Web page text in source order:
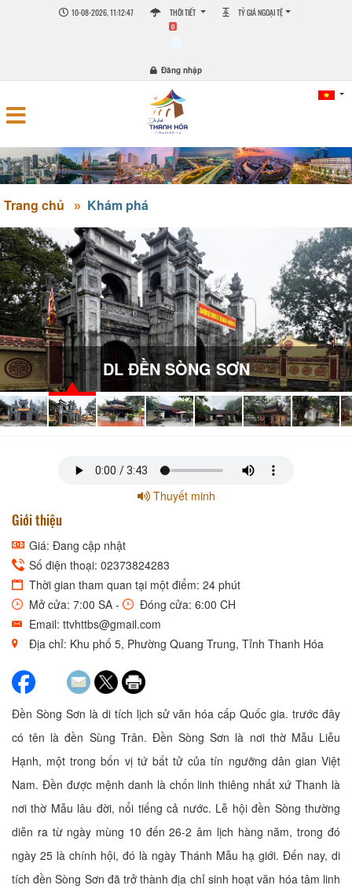
10-08-2026, 11:12:48 THỜI TIẾT TỶ GIÁ NGOẠI TỆ
0
Đăng nhập
Trang chủ Khám phá
DL ĐỀN SÒNG SƠN
Thuyết minh
Giới thiệu
Giá: Đang cập nhật
Số điện thoại: 02373824283
Thời gian tham quan tại một điểm: 24 phút
Mở cửa: 7:00 SA -
Đóng cửa: 6:00 CH
Email: ttvhttbs@gmail.com
Địa chỉ: Khu phố 5, Phường Quang Trung, Tỉnh Thanh Hóa
Đền Sòng Sơn là di tích lịch sử văn hóa cấp Quốc gia. trước đây
có tên là đền Sùng Trân. Đền Sòng Sơn là nơi thờ Mẫu Liễu
Hạnh, một trong bốn vị tứ bất tử của tín ngưỡng dân gian Việt
Nam. Đền được mệnh danh là chốn linh thiêng nhất xứ Thanh là
nơi thờ Mẫu lâu đời, nổi tiếng cả nước. Lễ hội đền Sòng thường
diễn ra từ ngày mùng 10 đến 26-2 âm lịch hàng năm, trong đó
ngày 25 là chính hội, đó là ngày Thánh Mẫu hạ giới. Đến nay, di
tích đền Sòng Sơn đã trở thành địa chỉ sinh hoạt văn hóa tâm linh